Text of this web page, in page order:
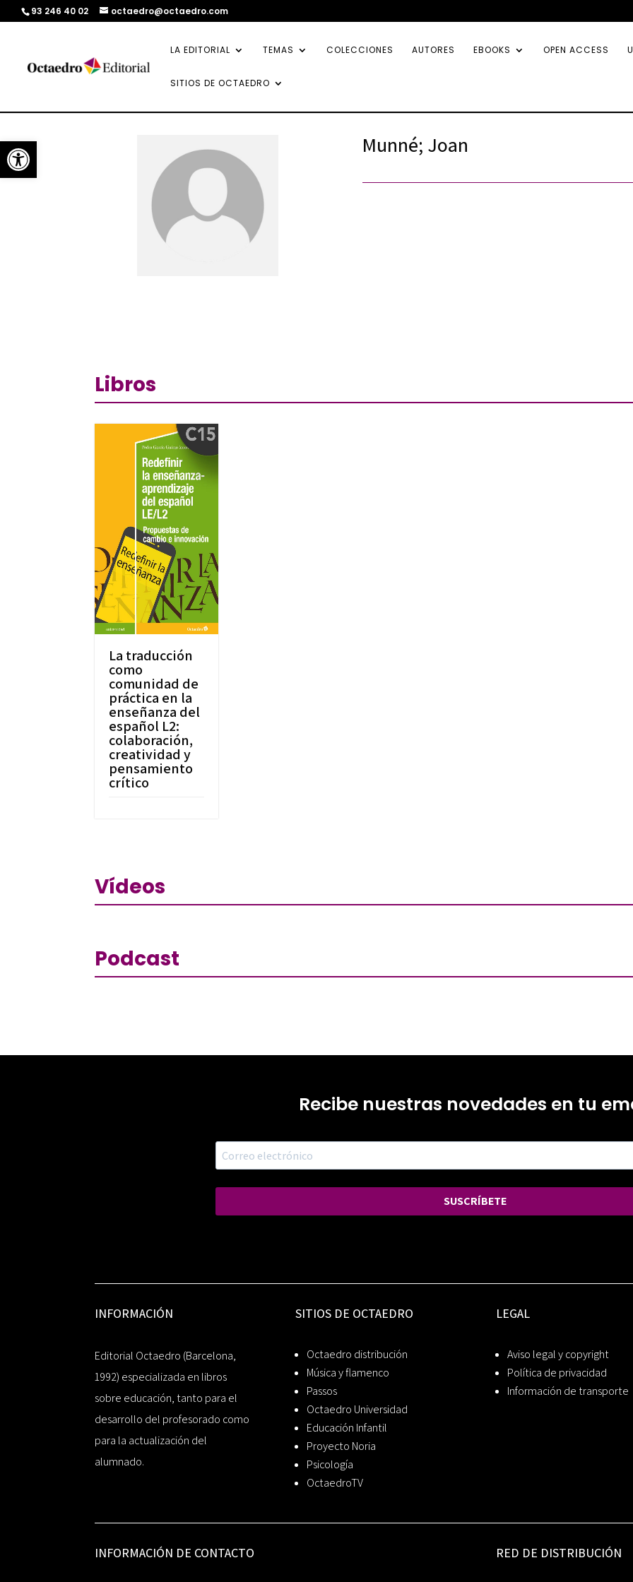
Abrir barra de herramientas
93 246 40 02 octaedro@octaedro.com
LA EDITORIAL TEMAS COLECCIONES AUTORES EBOOKS OPEN ACCESS
SITIOS DE OCTAEDRO
Munné; Joan
Libros
La traducción
como
comunidad de
práctica en la
enseñanza del
español L2:
colaboración,
creatividad y
pensamiento
crítico
Vídeos
Podcast
Recibe nuestras novedades en tu
SUSCRÍBETE
INFORMACIÓN
Editorial Octaedro (Barcelona,
1992) especializada en libros
sobre educación, tanto para el
desarrollo del profesorado como
para la actualización del
alumnado.
SITIOS DE OCTAEDRO
Octaedro distribución
Música y flamenco
Passos
Octaedro Universidad
Educación Infantil
Proyecto Noria
Psicología
OctaedroTV
LEGAL
Aviso legal y copyright
Política de privacidad
Información de transporte
INFORMACIÓN DE CONTACTO RED DE DISTRIBUCIÓN